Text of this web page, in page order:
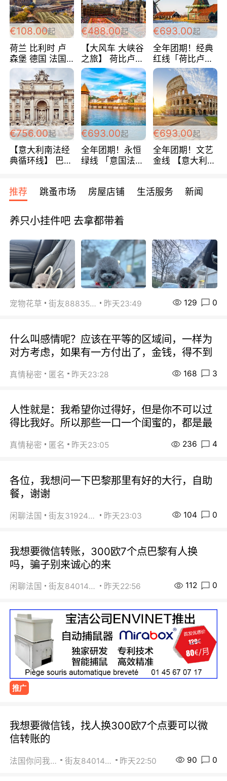
€108.00起
荷兰 比利时 卢
森堡 德国 法国
超爽玩遍西欧 循
环线 全程四星宾
馆 108欧/人/天
€488.00起
【大风车 大峡谷
之旅】 荷比卢德
法 巴黎上下 经
典五国四日游
488欧/人
€693.00起
全年团期！经典
红线「荷比卢德
法」七天循环 五
国 仅售99欧/人/
天！巴黎上下！
包拼房~
€756.00起
【意大利南法经
典循环线】 巴黎
宾馆 108欧/天起
全程756欧/位
€693.00起
全年团期！永恒
绿线 「意国法
欧/天起 ~包拼房
€693.00起
全年团期！文艺
金线 【意大利一
每周铁发！
推荐 跳蚤市场 房屋店铺 生活服务 新闻
养只小挂件吧 去拿都带着
宠物花草 街友88835518 昨天23:49 129 0
什么叫感情呢？应该在平等的区域间，一样为
对方考虑，如果有一方付出了，金钱，得不到
真情秘密 匿名 昨天23:28 168 3
人性就是：我希望你过得好，但是你不可以过
得比我好。所以那些一口一个闺蜜的，都是最
真情秘密 匿名 昨天23:05 236 4
各位，我想问一下巴黎那里有好的大行，自助
餐，谢谢
闲聊法国 街友31924072 昨天23:03 104 0
我想要微信转账，300欧7个点巴黎有人换
吗，骗子别来诚心的来
闲聊法国 街友84014588 昨天22:56 112 0
推广
我想要微信钱，找人换300欧7个点要可以微
信转账的
法国你问我答 街友84014588 昨天22:50 90 0